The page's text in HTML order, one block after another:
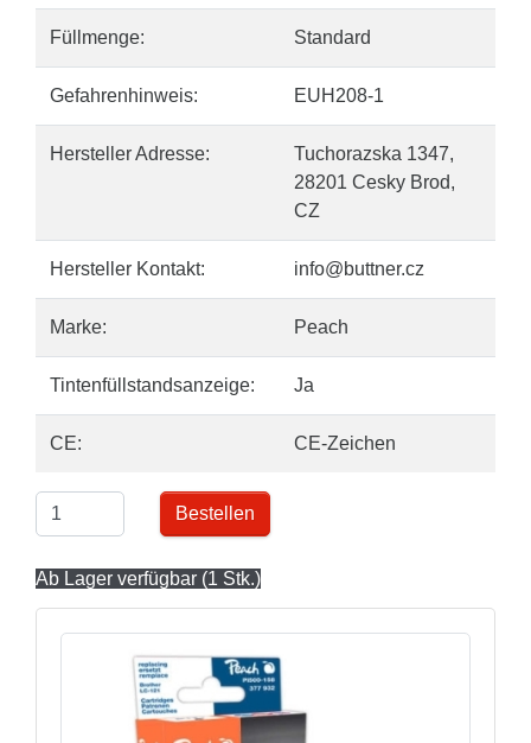
Füllmenge: Standard
Gefahrenhinweis: EUH208-1
Hersteller Adresse:
Tuchorazska 1347,
28201 Cesky Brod,
CZ
Hersteller Kontakt: info@buttner.cz
Marke: Peach
Tintenfüllstandsanzeige: Ja
CE: CE-Zeichen
Bestellen
Ab Lager verfügbar (1 Stk.)